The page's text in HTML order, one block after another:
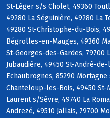
St-Léger s/s Cholet, 49360
49280 La Séguinière, 49280 La
49280 St-Christophe-du-Bois,
Bégrolles-en-Mauges, 49360
St-Georges-des-Gardes, 79700
Jubaudière, 49450 St-André-
Echaubrognes, 85290
Chanteloup-les-Bois, 49450 St-
Laurent s/Sèvre, 49740 La
Andrezé, 49510 Jallais, 79700